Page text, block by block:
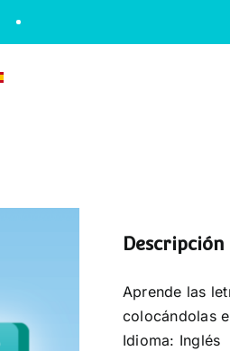
Aprende las
colocándolas
Idioma: Inglés